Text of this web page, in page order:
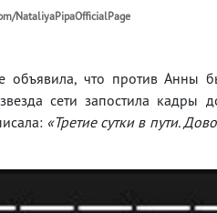
NataliyaPipaOfficialPage
объявила, что против Анны
сети запостила
«Третие сутки в пути.